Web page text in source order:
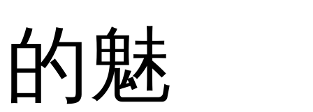
的魅